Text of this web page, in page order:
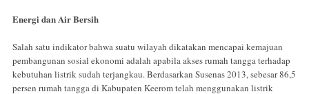
Energi dan Air Bersih
Salah satu indikator bahwa suatu wilayah dikatakan mencapai kemajuan
pembangunan sosial ekonomi adalah apabila akses rumah tangga terhadap
kebutuhan listrik sudah terjangkau. Berdasarkan Susenas 2013, sebesar 86,5
persen rumah tangga di Kabupaten Keerom telah menggunakan listrik